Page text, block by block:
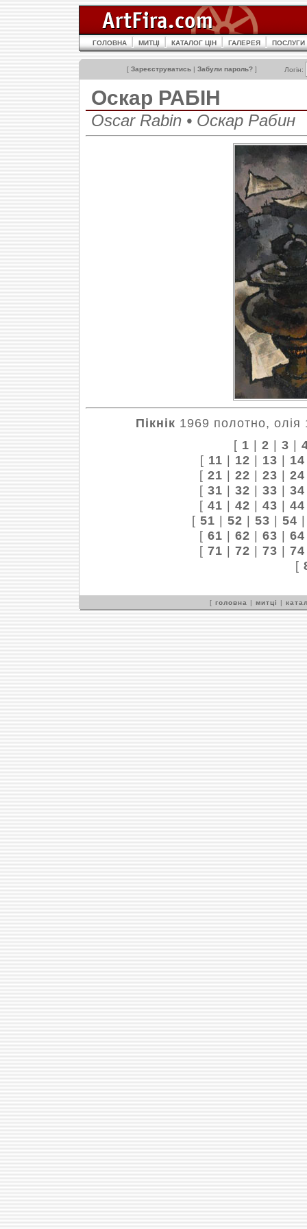
ГОЛОВНА МИТЦІ КАТАЛОГ ЦІН ГАЛЕРЕЯ ПОСЛУГИ
[ Зареєструватись | Забули пароль? ] Логін:
Оскар РАБІН
Oscar Rabin • Оскар Рабин
Пікнік 1969 полотно,
[ 1 | 2 | 3 |
[ 11 | 12 | 13 | 14
[ 21 | 22 | 23 | 24
[ 31 | 32 | 33 | 34
[ 41 | 42 | 43 | 44
[ 51 | 52 | 53 | 54
[ 61 | 62 | 63 | 64
[ 71 | 72 | 73 | 74
[
[ головна | митці |